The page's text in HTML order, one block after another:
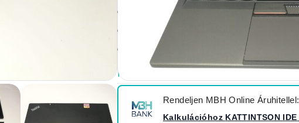
ujjlenyomat olvasó
6 hó garancia
Részletes specifikáció
Rendeljen MBH Online Áruhitellel:
Kalkulációhoz KATTINTSON IDE